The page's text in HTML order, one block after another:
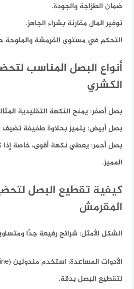
ضمان الطزاجة والجودة.
توفير المال مقارنة بشراء الجاهز.
التحكم في مستوى القرمشة والملوحة
أنواع البصل المناسب
الكشري
بصل أصفر: يمنح النكهة التقليدية
بصل أبيض: يتميز بحلاوة طفيفة تضيف
بصل أحمر: يعطي نكهة أقوى، خاصة
المميز.
كيفية تقطيع البصل
المقرمش
الشكل الأمثل: شرائح رفيعة جدًا
الأدوات المساعدة:
لتقطيع البصل بدقة.